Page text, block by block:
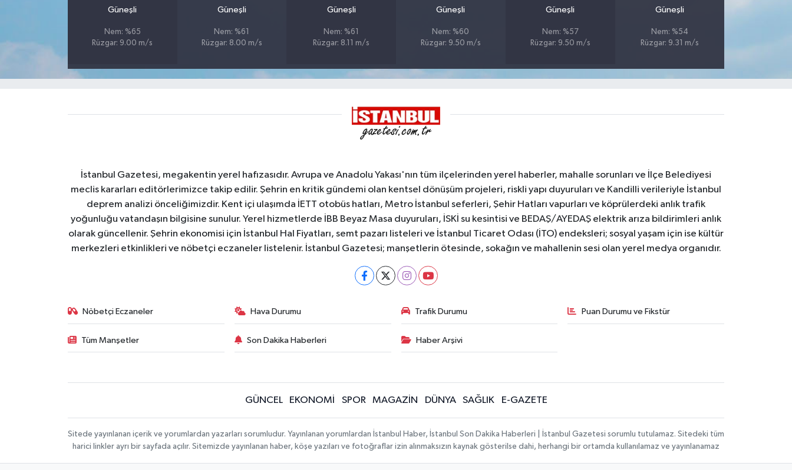
Güneşli
Nem: %65
Rüzgar: 9.00 m/s
Güneşli
Nem: %61
Rüzgar: 8.00 m/s
Güneşli
Nem: %61
Rüzgar: 8.11 m/s
Güneşli
Nem: %60
Rüzgar: 9.50 m/s
Güneşli
Nem: %57
Rüzgar: 9.50 m/s
Güneşli
Nem: %54
Rüzgar: 9.31 m/s
İstanbul Gazetesi, megakentin yerel hafızasıdır. Avrupa ve Anadolu Yakası'nın tüm ilçelerinden yerel haberler, mahalle sorunları ve İlçe Belediyesi
meclis kararları editörlerimizce takip edilir. Şehrin en kritik gündemi olan kentsel dönüşüm projeleri, riskli yapı duyuruları ve Kandilli verileriyle İstanbul
deprem analizi önceliğimizdir. Kent içi ulaşımda İETT otobüs hatları, Metro İstanbul seferleri, Şehir Hatları vapurları ve köprülerdeki anlık trafik
yoğunluğu vatandaşın bilgisine sunulur. Yerel hizmetlerde İBB Beyaz Masa duyuruları, İSKİ su kesintisi ve BEDAŞ/AYEDAŞ elektrik arıza bildirimleri anlık
olarak güncellenir. Şehrin ekonomisi için İstanbul Hal Fiyatları, semt pazarı listeleri ve İstanbul Ticaret Odası (İTO) endeksleri; sosyal yaşam için ise kültür
merkezleri etkinlikleri ve nöbetçi eczaneler listelenir. İstanbul Gazetesi; manşetlerin ötesinde, sokağın ve mahallenin sesi olan yerel medya organıdır.
Nöbetçi Eczaneler Hava Durumu Trafik Durumu Puan Durumu ve Fikstür
Tüm Manşetler Son Dakika Haberleri Haber Arşivi
GÜNCEL EKONOMİ SPOR MAGAZİN DÜNYA SAĞLIK E-GAZETE
Sitede yayınlanan içerik ve yorumlardan yazarları sorumludur. Yayınlanan yorumlardan İstanbul Haber, İstanbul Son Dakika Haberleri | İstanbul Gazetesi sorumlu tutulamaz. Sitedeki tüm
harici linkler ayrı bir sayfada açılır. Sitemizde yayınlanan haber, köşe yazıları ve fotoğraflar izin alınmaksızın kaynak gösterilse dahi, herhangi bir ortamda kullanılamaz ve yayınlanamaz